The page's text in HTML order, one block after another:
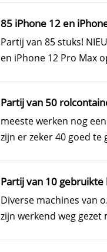
85 iPhone 12 en
Partij van 85 stuks!
en iPhone 12 Pro Max
Partij van 50
meeste werken nog
zijn er zeker 40 goed te
Partij van 10 gebruikte
Diverse machines van
zijn werkend weg